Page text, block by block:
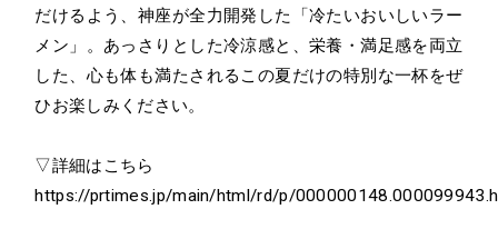
だけるよう、神座が全力開発した「冷たいおいしいラー
メン」。あっさりとした冷涼感と、栄養・満足感を両立
した、心も体も満たされるこの夏だけの特別な一杯をぜ
ひお楽しみください。
▽詳細はこちら
https://prtimes.jp/main/html/rd/p/